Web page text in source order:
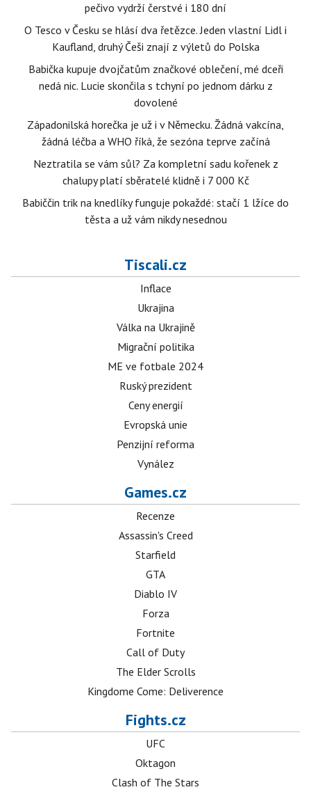
pečivo vydrží čerstvé i 180 dní
O Tesco v Česku se hlásí dva řetězce. Jeden vlastní Lidl i
Kaufland, druhý Češi znají z výletů do Polska
Babička kupuje dvojčatům značkové oblečení, mé dceři
nedá nic. Lucie skončila s tchyní po jednom dárku z
dovolené
Západonilská horečka je už i v Německu. Žádná vakcína,
žádná léčba a WHO říká, že sezóna teprve začíná
Neztratila se vám sůl? Za kompletní sadu kořenek z
chalupy platí sběratelé klidně i 7 000 Kč
Babiččin trik na knedlíky funguje pokaždé: stačí 1 lžíce do
těsta a už vám nikdy nesednou
Tiscali.cz
Inflace
Ukrajina
Válka na Ukrajině
Migrační politika
ME ve fotbale 2024
Ruský prezident
Ceny energií
Evropská unie
Penzijní reforma
Vynález
Games.cz
Recenze
Assassin's Creed
Starfield
GTA
Diablo IV
Forza
Fortnite
Call of Duty
The Elder Scrolls
Kingdome Come: Deliverence
Fights.cz
UFC
Oktagon
Clash of The Stars